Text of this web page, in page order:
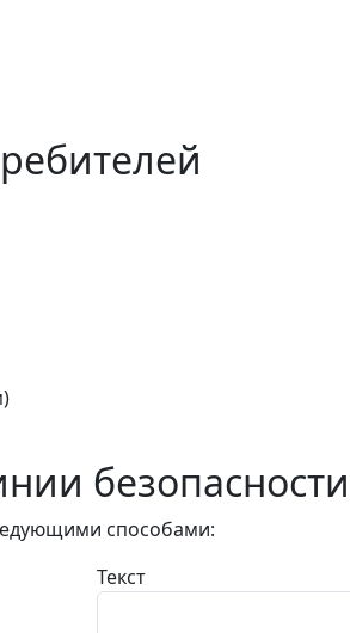
безопасности
способами:
Текст